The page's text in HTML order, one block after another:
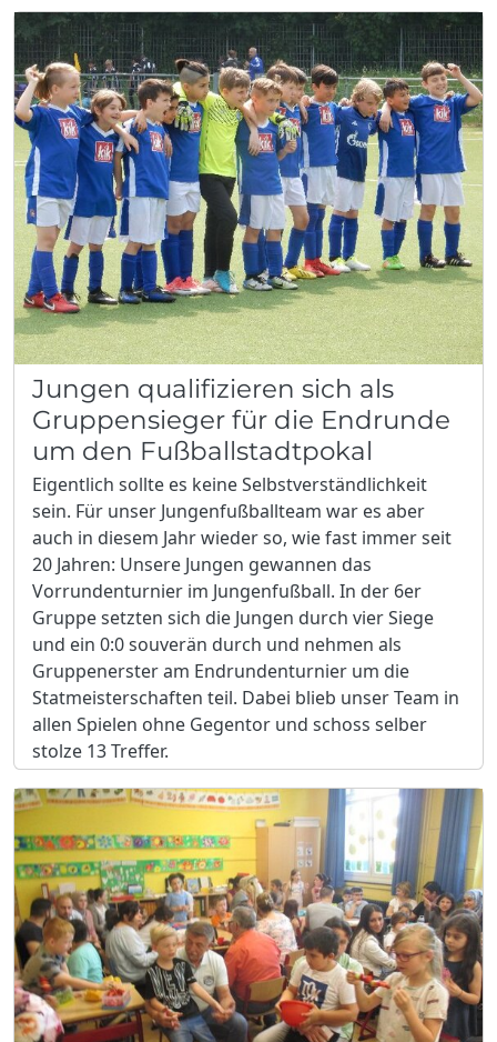
Jungen qualifizieren sich als
Gruppensieger für die Endrunde
um den Fußballstadtpokal
Eigentlich sollte es keine Selbstverständlichkeit
sein. Für unser Jungenfußballteam war es aber
auch in diesem Jahr wieder so, wie fast immer seit
20 Jahren: Unsere Jungen gewannen das
Vorrundenturnier im Jungenfußball. In der 6er
Gruppe setzten sich die Jungen durch vier Siege
und ein 0:0 souverän durch und nehmen als
Gruppenerster am Endrundenturnier um die
Statmeisterschaften teil. Dabei blieb unser Team in
allen Spielen ohne Gegentor und schoss selber
stolze 13 Treffer.